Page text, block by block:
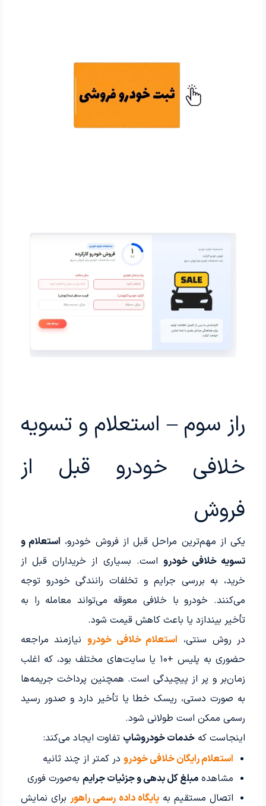
راز سوم – استعلام و تسویه
خلافی خودرو قبل از
فروش
یکی از مهم‌ترین مراحل قبل از فروش خودرو، استعلام و
تسویه خلافی خودرو است. بسیاری از خریداران قبل از
خرید، به بررسی جرایم و تخلفات رانندگی خودرو توجه
می‌کنند. خودرو با خلافی معوقه می‌تواند معامله را به
تأخیر بیندازد یا باعث کاهش قیمت شود.
در روش سنتی، استعلام خلافی خودرو نیازمند مراجعه
حضوری به پلیس +۱۰ یا سایت‌های مختلف بود، که اغلب
زمان‌بر و پر از پیچیدگی است. همچنین پرداخت جریمه‌ها
به صورت دستی، ریسک خطا یا تأخیر دارد و صدور رسید
رسمی ممکن است طولانی شود.
اینجاست که خدمات خودروشاپ تفاوت ایجاد می‌کند:
استعلام رایگان خلافی خودرو در کمتر از چند ثانیه
مشاهده مبلغ کل بدهی و جزئیات جرایم به‌صورت فوری
اتصال مستقیم بهپایگاه داده رسمی راهور برای نمایش